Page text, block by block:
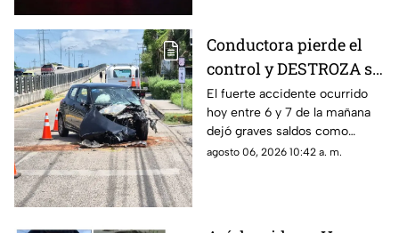
Conductora pierde el
control y DESTROZA su
auto; así fue el FUERTE
ACCIDENTE HOY en
Temozón Norte, Mérida
El fuerte accidente ocurrido
hoy entre 6 y 7 de la mañana
dejó graves saldos como
consecuencia en la zona de
agosto 06, 2026 10:42 a. m.